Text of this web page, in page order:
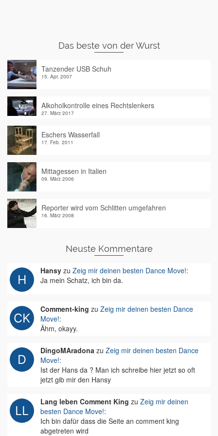
Das beste von der Wurst
Tanzender USB Schuh
15. Apr. 2007
Alkoholkontrolle eines Rechtslenkers
27. März 2017
Eschers Wasserfall
17. Feb. 2011
Mittagessen in Italien
09. März 2006
Reporter wird vom Schlitten umgefahren
16. März 2008
Neuste Kommentare
Hansy zu Zeig mir deinen besten Dance Move!:
Ja mein Schatz, ich bin da.
Comment-king zu Zeig mir deinen besten Dance
Move!:
Ähm, okayy.
DingoMAradona zu Zeig mir deinen besten Dance
Move!:
Ist der Hans da ? Man ich schreibe hier jetzt so oft
jetzt gib mir den Hansy
Lang leben Comment King zu Zeig mir deinen
besten Dance Move!:
Ich bin dafür dass die Seite an comment king
abgetreten wird